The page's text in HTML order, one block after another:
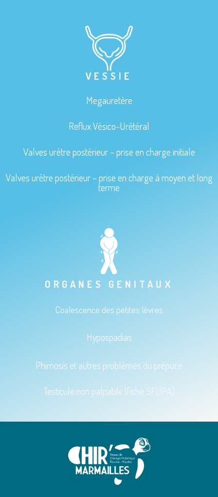
VESSIE
Megauretère
Reflux Vésico-Urétéral
Valves urètre postérieur – prise en charge initiale
Valves urètre postérieur – prise en charge à moyen et long
terme
ORGANES GENITAUX
Coalescence des petites lèvres
Hypospadias
Phimosis et autres problèmes du prépuce
Testicule non palpable (fiche SFUPA)